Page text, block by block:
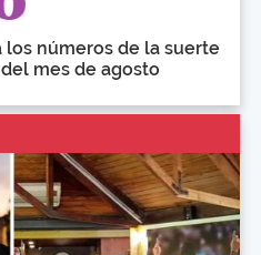
los números de la suerte
mes de agosto